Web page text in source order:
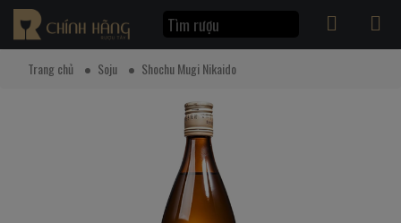
Trang chủ Soju Shochu Mugi Nikaido